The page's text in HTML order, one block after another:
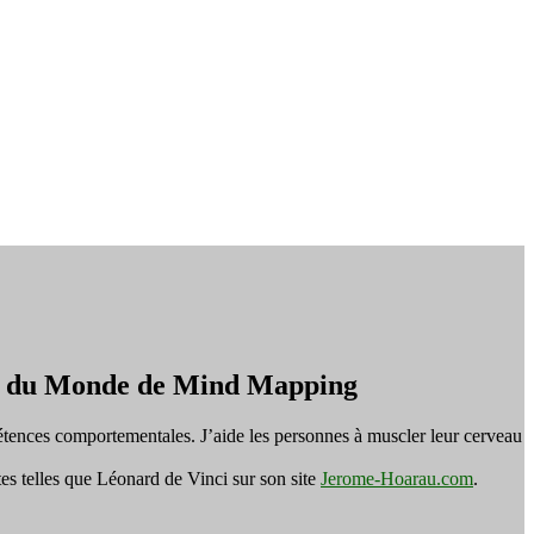
Monde de Mind Mapping
comportementales. J’aide les personnes à muscler leur cerveau
telles que Léonard de Vinci sur son site Jerome-Hoarau.com.